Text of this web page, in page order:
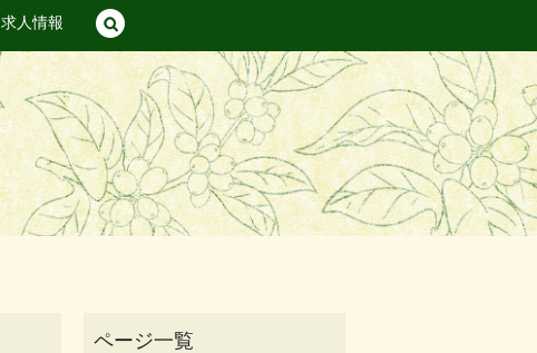
求人情報 search